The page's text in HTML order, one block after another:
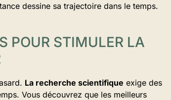
dessine sa trajectoire dans le temps.
POUR STIMULER LA
La recherche scientifique exige des
Vous découvrez que les meilleurs